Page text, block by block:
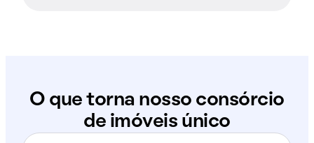
O que torna nosso consórcio
de imóveis único